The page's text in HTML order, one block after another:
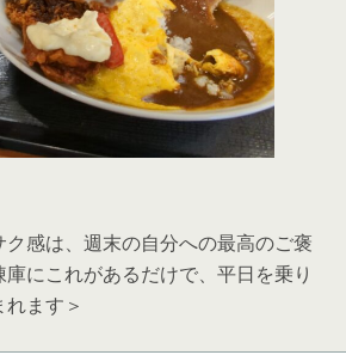
ク感は、週末の自分への最高のご褒
にこれがあるだけで、平日を乗り
ます＞